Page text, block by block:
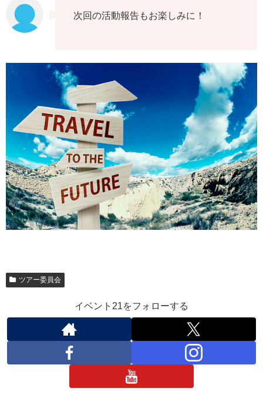
次回の活動報告もお楽しみに！
ツアー委員会
イベント21をフォローする